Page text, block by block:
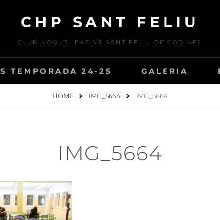
CHP SANT FELIU
CLUB HOQUEI PATINS SANT FELIU DE CODINES
TEMPORADA 24-25 GALERIA
HOME IMG_5664 IMG_5664
IMG_5664